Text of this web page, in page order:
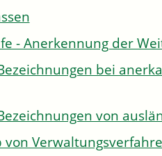
- Anerkennung der
bei
von